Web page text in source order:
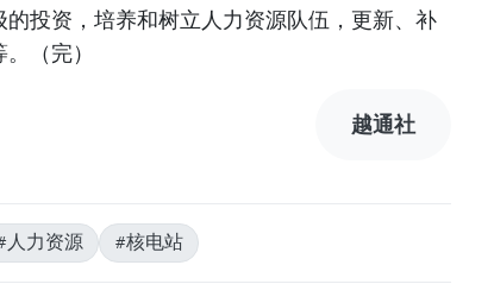
投资，培养和树立人力资源队伍，更新、补
（完）
越通社
人力资源 #核电站